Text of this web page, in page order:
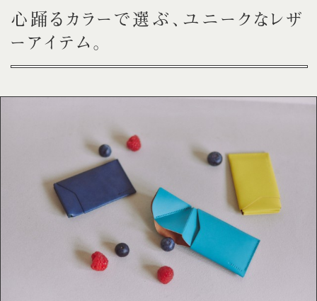
心踊るカラーで選ぶ、ユニークなレザ
ーアイテム。